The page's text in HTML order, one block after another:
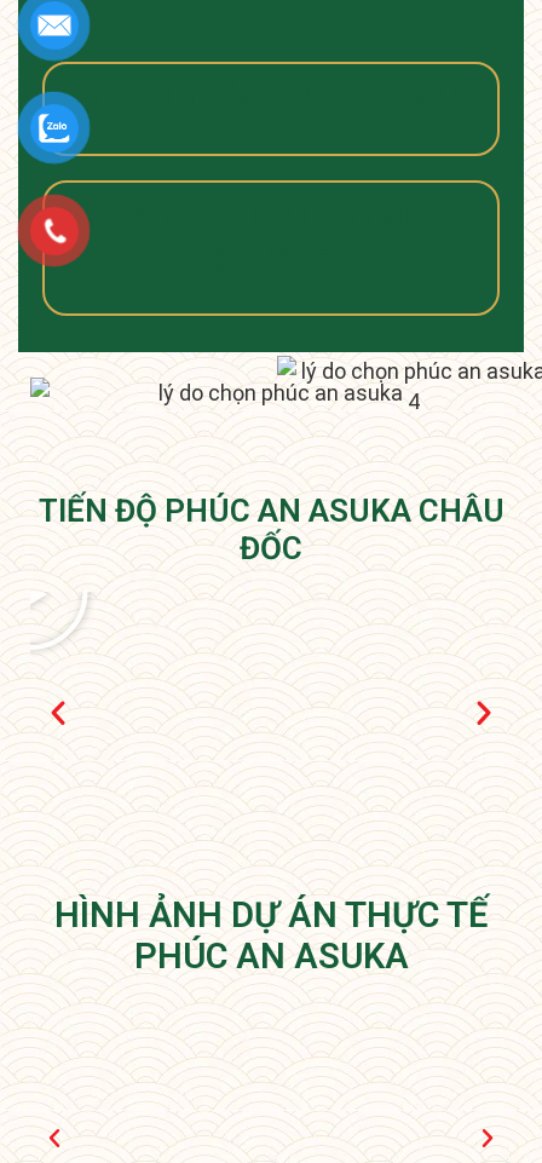
Đánh giá của cư dân Asuka
TIẾN ĐỘ PHÚC AN ASUKA CHÂU
ĐỐC
HÌNH ẢNH DỰ ÁN THỰC TẾ
PHÚC AN ASUKA